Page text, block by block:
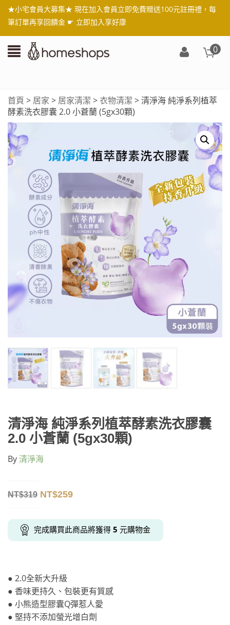
★小宅會員大募集★ 現在加入會員立即免費贈送100元註冊禮，每
筆訂單再享回饋金 ☛ 立即加入享好康
0
冊
首頁 > 居家 > 居家清潔 >衣物清潔 > 清淨海 純淨系列植萃
酵素洗衣膠囊 2.0 小蒼蘭 (5gx30顆)
清淨海 純淨系列植萃酵素洗衣膠囊
2.0 小蒼蘭 (5gx30顆)
By清淨海
NT$319 NT$259
完成購買此商品將獲得 5 元購物金
● 2.0全新大升級
● 香味更持久、包裝更有質感
● 小熊造型膠囊Q彈惹人愛
● 堅持不添加螢光增白劑